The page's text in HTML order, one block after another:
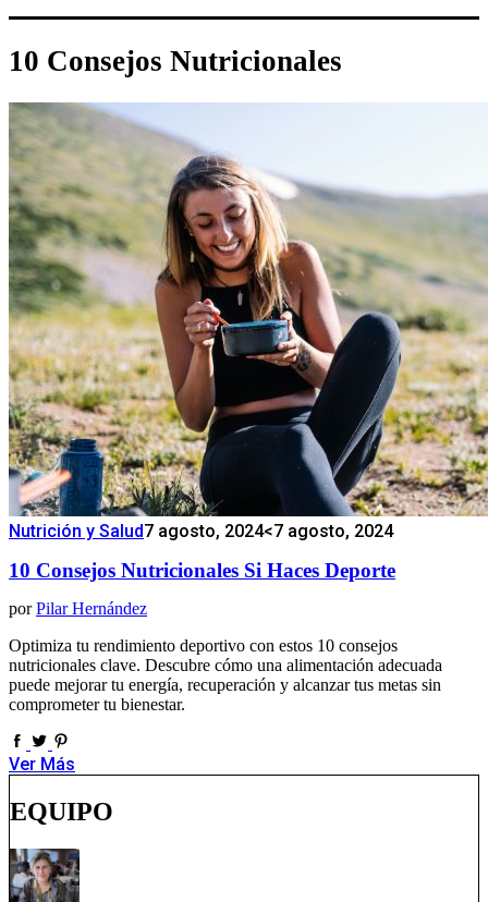
10 Consejos Nutricionales
Nutrición y Salud7 agosto, 2024<7 agosto, 2024
10 Consejos Nutricionales Si Haces Deporte
por Pilar Hernández
Optimiza tu rendimiento deportivo con estos 10 consejos
nutricionales clave. Descubre cómo una alimentación adecuada
puede mejorar tu energía, recuperación y alcanzar tus metas sin
comprometer tu bienestar.
Ver Más
EQUIPO